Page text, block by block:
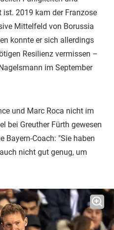
2019 kam der Franzose
Mittelfeld von Borussia
konnte er sich allerdings
Resilienz vermissen –
im September
und Marc Roca nicht im
bei Greuther Fürth gewesen
Bayern-Coach: "Sie haben
nicht gut genug, um